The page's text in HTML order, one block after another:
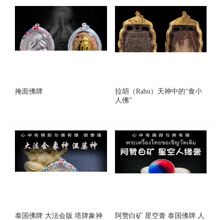
掩面佛牌
拉胡（Rahu）天神中的“食小
人佛”
泰国佛牌 大法会版 塔牌象神
阿赞白矿 星空膏 泰国佛牌 人